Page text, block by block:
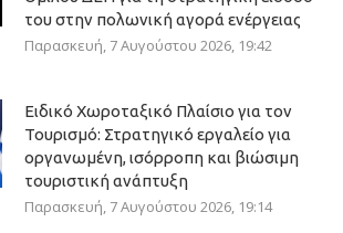
του στην πολωνική αγορά ενέργειας
Παρασκευή, 7 Αυγούστου 2026, 19:42
Ειδικό Χωροταξικό Πλαίσιο για τον
Τουρισμό: Στρατηγικό εργαλείο για
οργανωμένη, ισόρροπη και βιώσιμη
τουριστική ανάπτυξη
Παρασκευή, 7 Αυγούστου 2026, 19:14